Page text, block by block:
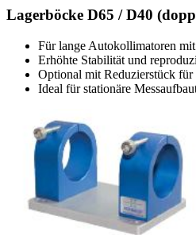
Lagerböcke D65 / D40
Für lange Autokollimatoren
Erhöhte Stabilität und
Optional mit Reduzierstück
Ideal für stationäre